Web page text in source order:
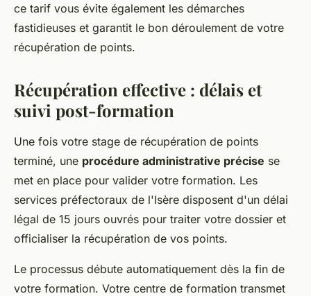
ce tarif vous évite également les démarches
fastidieuses et garantit le bon déroulement de votre
récupération de points.
Récupération effective : délais et
suivi post-formation
Une fois votre stage de récupération de points
terminé, une procédure administrative précise se
met en place pour valider votre formation. Les
services préfectoraux de l'Isère disposent d'un délai
légal de 15 jours ouvrés pour traiter votre dossier et
officialiser la récupération de vos points.
Le processus débute automatiquement dès la fin de
votre formation. Votre centre de formation transmet